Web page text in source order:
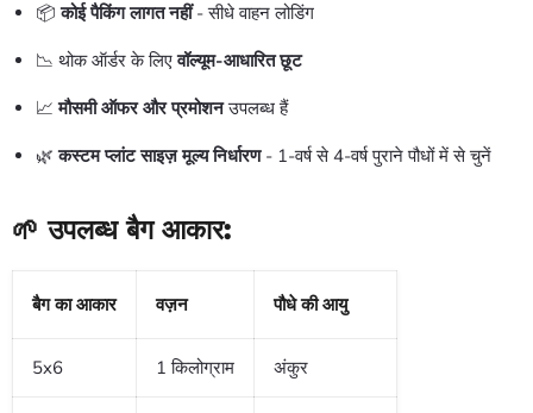
📦कोई पैकिंग लागत नहीं- सीधे वाहन लोडिंग
📉 थोक ऑर्डर के लिएवॉल्यूम-आधारित छूट
📈मौसमी ऑफर और प्रमोशनउपलब्ध हैं
🌿कस्टम प्लांट साइज़ मूल्य निर्धारण- 1-वर्ष से 4-वर्ष पुराने पौधों में से चुनें
🌱 उपलब्ध बैग आकार:
बैग का आकार वज़न पौधे की आयु
5x6 1 किलोग्राम अंकुर